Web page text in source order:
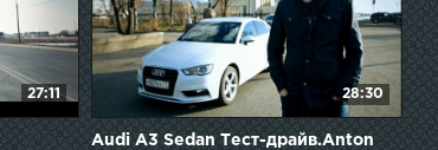
27:11 28:30
Audi A3 Sedan Тест-драйв.Anton